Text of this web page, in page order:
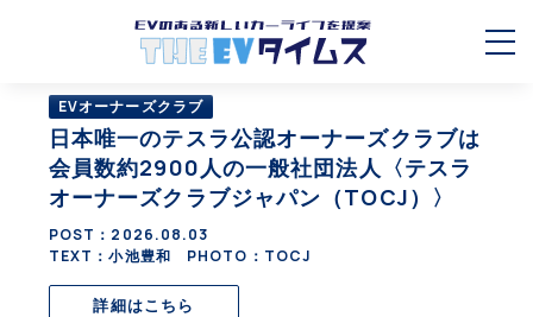
EVオーナーズクラブ
日本唯一のテスラ公認オーナーズクラブは
会員数約2900人の一般社団法人〈テスラ
オーナーズクラブジャパン（TOCJ）〉
POST： 2026.08.03
TEXT：小池豊和 PHOTO：TOCJ
詳細はこちら